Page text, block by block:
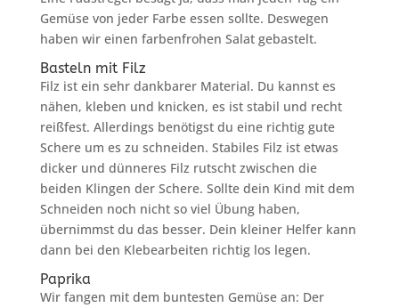
Gemüse von jeder Farbe essen sollte. Deswegen
haben wir einen farbenfrohen Salat gebastelt.
Basteln mit Filz
Filz ist ein sehr dankbarer Material. Du kannst es
nähen, kleben und knicken, es ist stabil und recht
reißfest. Allerdings benötigst du eine richtig gute
Schere um es zu schneiden. Stabiles Filz ist etwas
dicker und dünneres Filz rutscht zwischen die
beiden Klingen der Schere. Sollte dein Kind mit dem
Schneiden noch nicht so viel Übung haben,
übernimmst du das besser. Dein kleiner Helfer kann
dann bei den Klebearbeiten richtig los legen.
Paprika
Wir fangen mit dem buntesten Gemüse an: Der